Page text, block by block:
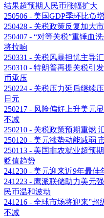
结果超预期人民币涨幅扩大
250506 - 美国GDP季环比负
250428 - 关税政策反复加大
250407 - “对等关税”重锤血
将拉响
250331 - 关税风暴担忧主导
250310 - 特朗普再提关税引
币承压
250224 - 关税压力延后继续
日元
250217 - 风险偏好上升美元
不减
250210 - 关税政策预期重燃
250120 - 美元涨势动能减弱
250113 - 美国非农就业超预
贬值趋势
241230 - 美元迎来近9年最
241223 - 鹰派联储助力美元
民币温和波动
241216 - 全球市场将迎来”
不减